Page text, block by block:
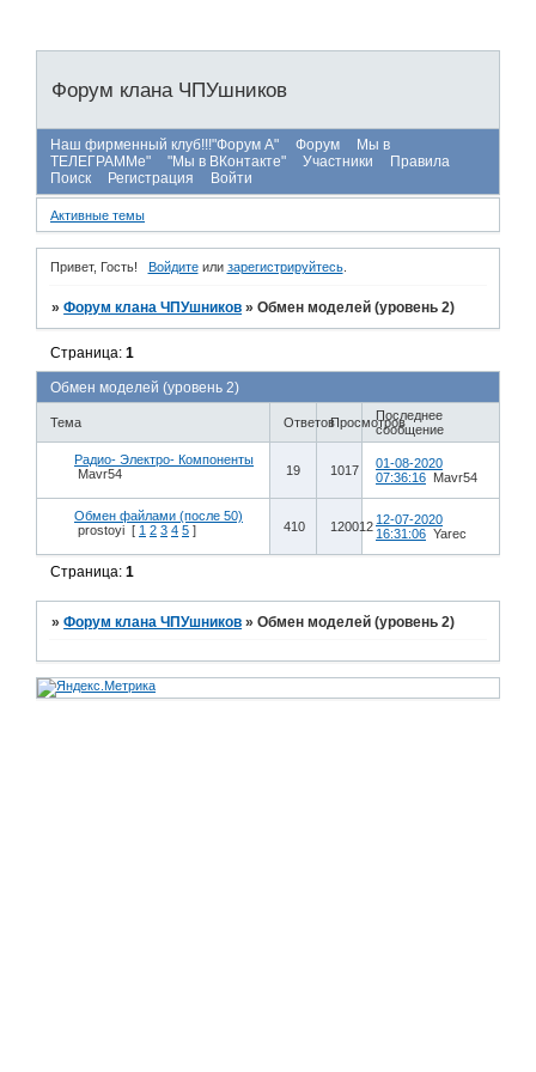
Форум клана ЧПУшников
Наш фирменный клуб!!!"Форум А" Форум
Мы в
ТЕЛЕГРАММе"
"Мы в ВКонтакте" Участники
Правила
Поиск
Регистрация Войти
Активные темы
Привет, Гость! Войдитеили зарегистрируйтесь.
»Форум клана ЧПУшников »Обмен моделей (уровень 2)
Обмен моделей (уровень 2)
Страница:1
Тема ОтветовПросмотровПоследнее
сообщение
Радио- Электро- Компоненты
Mavr54
19 1017
01-08-2020
07:36:16 Mavr54
Обмен файлами (после 50)
prostoyi [ 1 2 3 4 5 ] 410 120012 12-07-2020
16:31:06 Yarec
Страница:1
»Форум клана ЧПУшников »Обмен моделей (уровень 2)